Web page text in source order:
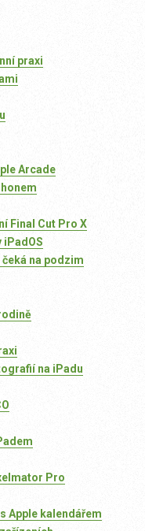
praxi
Arcade
Final Cut Pro X
iPadOS
čeká na podzim
na iPadu
Pro
Apple kalendářem